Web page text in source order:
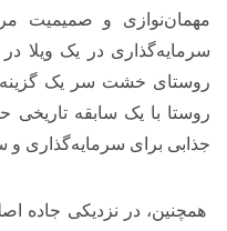
مهمان‌نوازی و صمیمیت
سرمایه‌گذاری در یک ویلا
روستای خشت‌ سر یک گزینه
روستا با یک سابقه تاریخی
جذابی برای سرمایه‌گذاری و
همچنین، در نزدیکی جاده